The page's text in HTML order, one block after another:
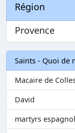
Région
Provence
Saints - Quoi de
Macaire de
David
martyrs